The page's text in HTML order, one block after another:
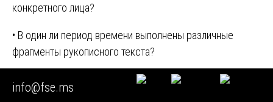
конкретного лица?
• В один ли период времени выполнены различные
фрагменты рукописного текста?
• Имеются ли признаки того, что рукописный текст и
подпись выполнены в разное время?
info@fse.ms